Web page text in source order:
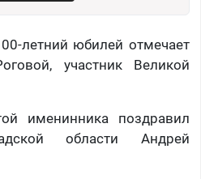
летний юбилей отмечает
участник Великой
именинника поздравил
области Андрей